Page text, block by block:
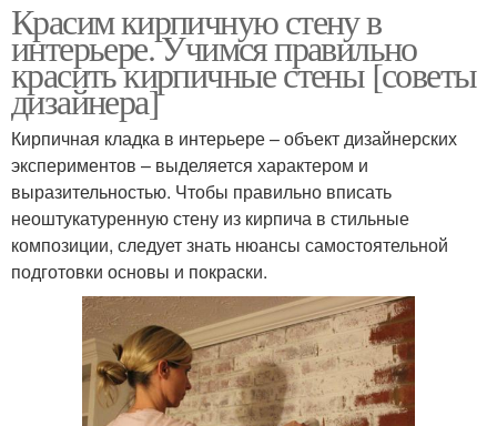
Красим кирпичную стену в
интерьере. Учимся правильно
красить кирпичные стены [советы
дизайнера]
Кирпичная кладка в интерьере – объект дизайнерских
экспериментов – выделяется характером и
выразительностью. Чтобы правильно вписать
неоштукатуренную стену из кирпича в стильные
композиции, следует знать нюансы самостоятельной
подготовки основы и покраски.